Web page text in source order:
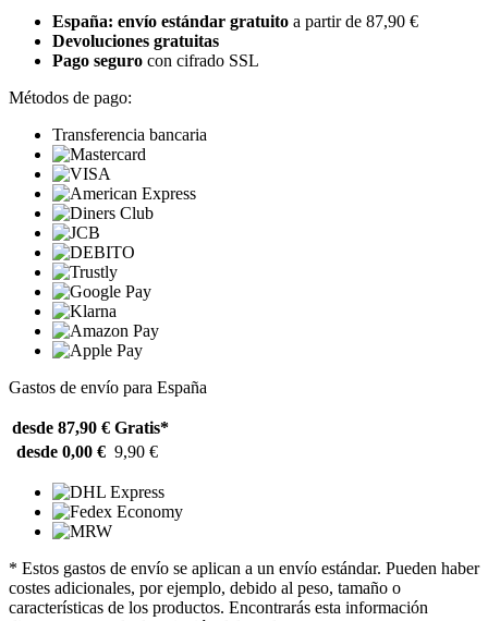
España: envío estándar gratuito a partir de 87,90 €
Devoluciones gratuitas
Pago seguro con cifrado SSL
Métodos de pago:
Transferencia bancaria
Gastos de envío para España
desde 87,90 € Gratis*
desde 0,00 € 9,90 €
* Estos gastos de envío se aplican a un envío estándar. Pueden haber
costes adicionales, por ejemplo, debido al peso, tamaño o
características de los productos. Encontrarás esta información